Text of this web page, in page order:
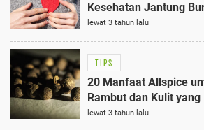
Kesehatan Jantung
lewat 3 tahun lalu
TIPS
20 Manfaat Allspice
Rambut dan Kulit
lewat 3 tahun lalu